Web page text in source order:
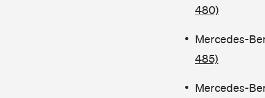
480)
Mercedes-
485)
Mercedes-